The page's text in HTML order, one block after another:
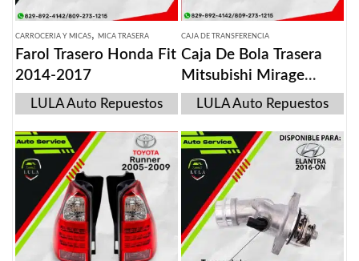
CARROCERIA Y MICAS, MICA TRASERA
Farol Trasero Honda Fit
2014-2017
LULA Auto Repuestos
CAJA DE TRANSFERENCIA
Caja De Bola Trasera
Mitsubishi Mirage
2012-2019
LULA Auto Repuestos